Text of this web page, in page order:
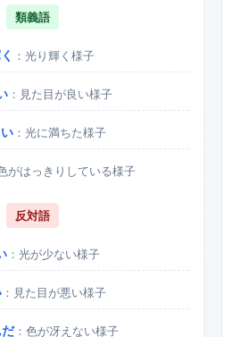
類義語
：光り輝く様子
：見た目が良い様子
：光に満ちた様子
がはっきりしている様子
反対語
：光が少ない様子
：見た目が悪い様子
：色が冴えない様子